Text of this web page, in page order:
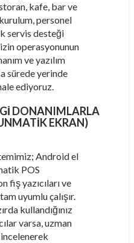
kafe, bar ve
personel
servis desteği
operasyonunun
ve yazılım
sürede yerinde
ediyoruz.
DONANIMLARLA
EKRAN)
Android el
POS
fiş yazıcıları ve
uyumlu çalışır.
kullandığınız
varsa, uzman